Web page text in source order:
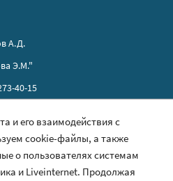
А.Д.
Э.М."
40-15
данных
и его взаимодействия с
cookie-файлы, а также
о пользователях системам
и Liveinternet. Продолжая